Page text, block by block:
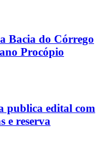
Bacia do Córrego
Procópio
publica edital com
e reserva